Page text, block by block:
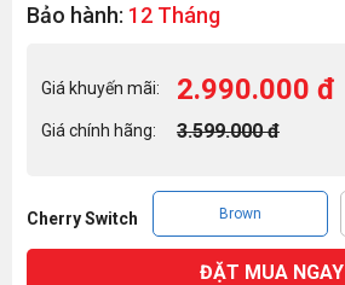
Bảo hành: 12 Tháng
Giá khuyến mãi: 2.990.000 đ
Giá chính hãng: 3.599.000 đ
Cherry Switch Brown
ĐẶT MUA NGAY